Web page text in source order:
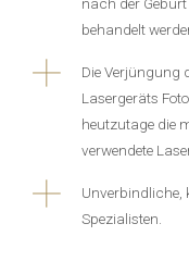
behandelt
Die Verjüngung
Lasergeräts
heutzutage die
verwendete
Unverbindliche,
Spezialisten.